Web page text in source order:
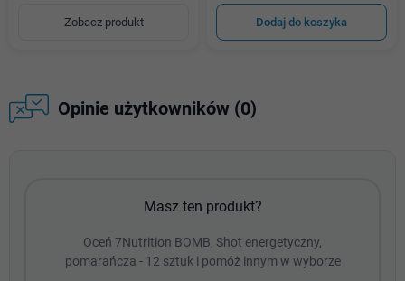
Zobacz produkt Dodaj do koszyka
Opinie użytkowników (0)
Masz ten produkt?
Oceń 7Nutrition BOMB, Shot energetyczny,
pomarańcza - 12 sztuk i pomóż innym w wyborze